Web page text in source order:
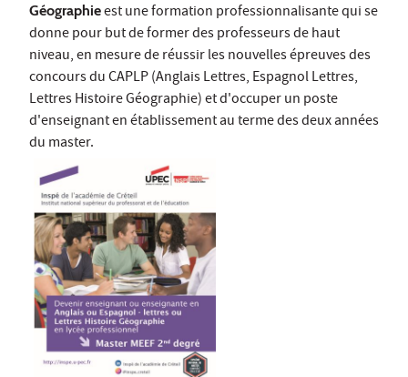
Géographieest une formation professionnalisante qui se
donne pour but de former des professeurs de haut
niveau, en mesure de réussir les nouvelles épreuves des
concours du CAPLP (Anglais Lettres, Espagnol Lettres,
Lettres Histoire Géographie) et d'occuper un poste
d'enseignant en établissement au terme des deux années
du master.